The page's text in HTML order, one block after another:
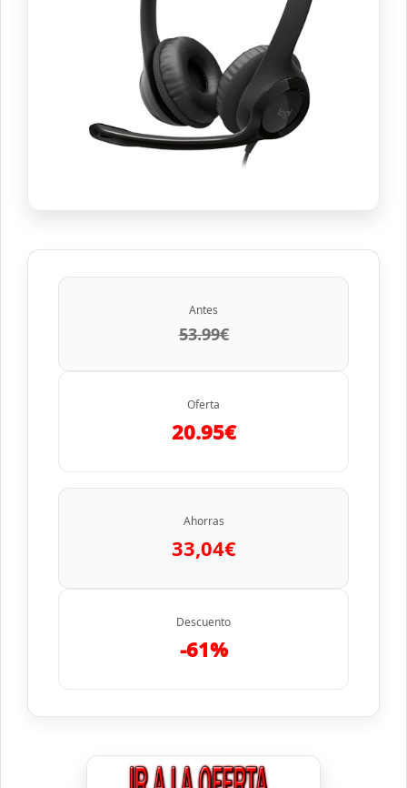
Antes
53.99€
Oferta
20.95€
Ahorras
33,04€
Descuento
-61%